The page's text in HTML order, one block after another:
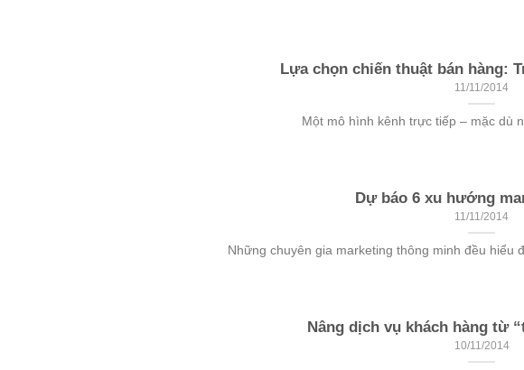
Lựa chọn chiến thuật bán hàng:
11/11/2014
Một mô hình kênh trực tiếp – mặc dù
Dự báo 6 xu hướng
11/11/2014
Những chuyên gia marketing thông minh đều hiểu
Nâng dịch vụ khách hàng từ
10/11/2014